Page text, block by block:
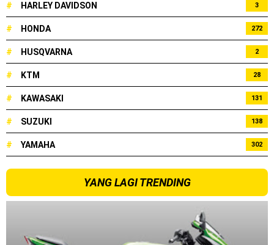
# HARLEY DAVIDSON 3
# HONDA 272
# HUSQVARNA 2
# KTM 28
# KAWASAKI 131
# SUZUKI 138
# YAMAHA 302
YANG LAGI TRENDING